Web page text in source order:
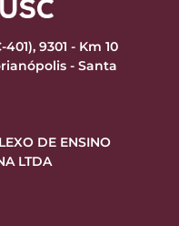
9301 - Km 10
- Santa
DE ENSINO
LTDA